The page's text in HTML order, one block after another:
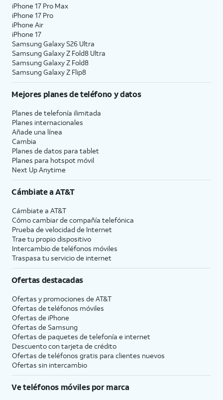
iPhone 17 Pro Max
iPhone 17 Pro
iPhone Air
iPhone 17
Samsung Galaxy S26 Ultra
Samsung Galaxy Z Fold8 Ultra
Samsung Galaxy Z Fold8
Samsung Galaxy Z Flip8
Mejores planes de teléfono y datos
Planes de telefonía ilimitada
Planes internacionales
Añade una línea
Cambia
Planes de datos para tablet
Planes para hotspot móvil
Next Up Anytime
Cámbiate aAT&T
Cámbiate a AT&T
Cómo cambiar de compañía telefónica
Prueba de velocidad de Internet
Trae tu propio dispositivo
Intercambio de teléfonos móviles
Traspasa tu servicio de internet
Ofertas destacadas
Ofertas y promociones de AT&T
Ofertas de teléfonos móviles
Ofertas de iPhone
Ofertas de Samsung
Ofertas de paquetes de telefonía e internet
Descuento con tarjeta de crédito
Ofertas de teléfonos gratis para clientes nuevos
Ofertas sin intercambio
Ve teléfonos móviles por marca